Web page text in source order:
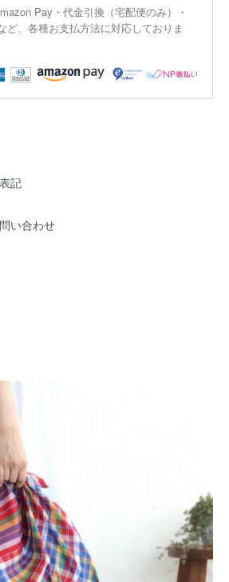
Pay・代金引換（宅配便のみ）・
ど、各種お支払方法に対応しておりま
記
い合わせ